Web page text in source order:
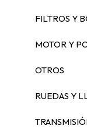
FILTROS Y
MOTOR Y
OTROS
RUEDAS Y